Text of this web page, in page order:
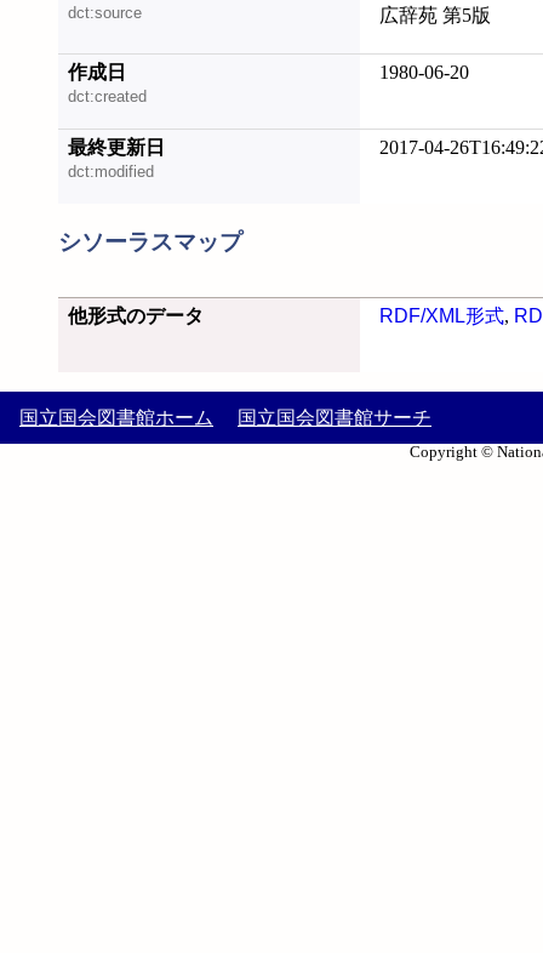
dct:source
広辞苑 第5版
作成日
dct:created
1980-06-20
最終更新日
dct:modified
2017-04-
シソーラスマップ
他形式のデータ RDF/XML形式,
国立国会図書館ホーム 国立国会図書館サーチ
Copyright ©